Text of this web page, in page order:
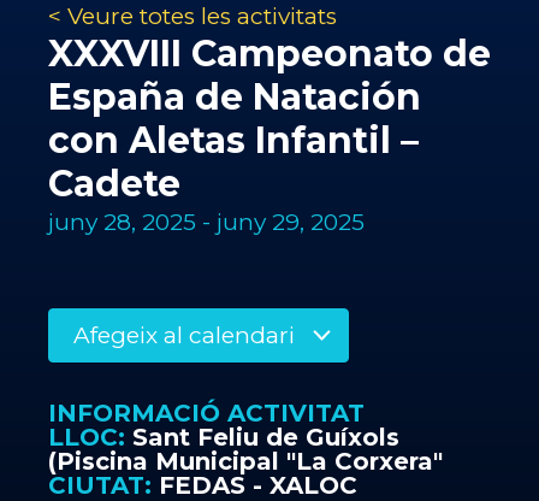
< Veure totes les activitats
XXXVIII Campeonato de
España de Natación
con Aletas Infantil –
Cadete
juny 28, 2025 - juny 29, 2025
Afegeix al calendari
INFORMACIÓ ACTIVITAT
LLOC: Sant Feliu de Guíxols
(Piscina Municipal "La Corxera"
CIUTAT: FEDAS - XALOC